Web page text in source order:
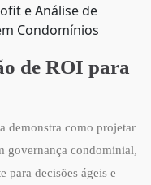
e Análise de
Condomínios
de ROI para
demonstra como projetar
governança condominial,
para decisões ágeis e